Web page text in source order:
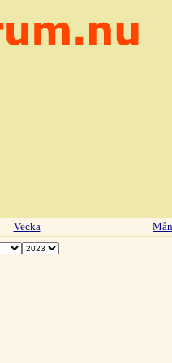
Vecka